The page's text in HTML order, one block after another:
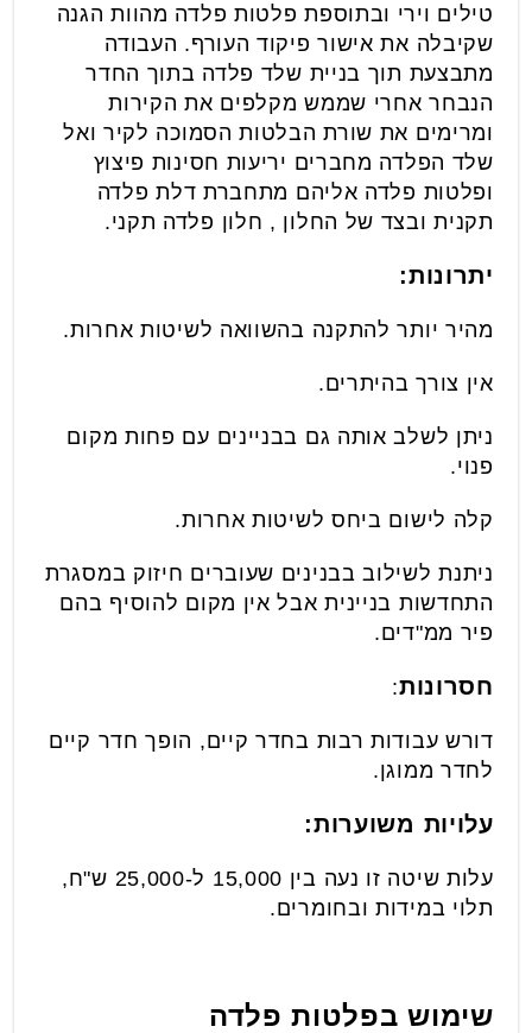
טילים וירי ובתוספת פלטות פלדה מהוות הגנה
שקיבלה את אישור פיקוד העורף. העבודה
מתבצעת תוך בניית שלד פלדה בתוך החדר
הנבחר אחרי שממש מקלפים את הקירות
ומרימים את שורת הבלטות הסמוכה לקיר ואל
שלד הפלדה מחברים יריעות חסינות פיצוץ
ופלטות פלדה אליהם מתחברת דלת פלדה
תקנית ובצד של החלון , חלון פלדה תקני.
יתרונות:
מהיר יותר להתקנה בהשוואה לשיטות אחרות.
אין צורך בהיתרים.
ניתן לשלב אותה גם בבניינים עם פחות מקום
פנוי.
קלה לישום ביחס לשיטות אחרות.
ניתנת לשילוב בבנינים שעוברים חיזוק במסגרת
התחדשות בניינית אבל אין מקום להוסיף בהם
פיר ממ"דים.
חסרונות:
דורש עבודות רבות בחדר קיים, הופך חדר קיים
לחדר ממוגן.
עלויות משוערות:
עלות שיטה זו נעה בין 15,000 ל-25,000 ש"ח,
תלוי במידות ובחומרים.
שימוש בפלטות פלדה